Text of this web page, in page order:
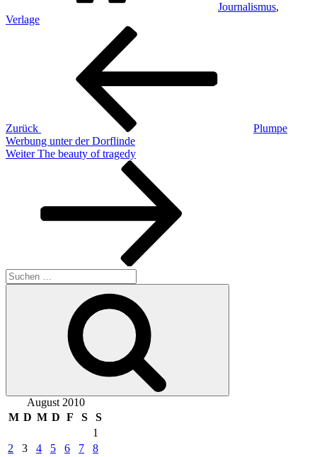
Journalismus,
Verlage
Beitragsnavigation
Zurück
Plumpe
Werbung unter der Dorflinde
Nächster
Weiter The beauty of tragedy
Suche
nach:
August 2010
M D M D F S
S
1
2
3 4 5 6 7
8